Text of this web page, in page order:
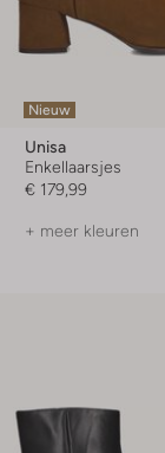
Nieuw
Unisa
Enkellaarsjes
€ 179,99
+ meer kleuren